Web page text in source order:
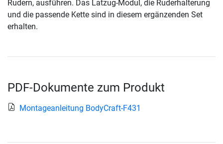
Rudern, ausführen. Das Latzug-Modul, die Ruderhalterung
und die passende Kette sind in diesem ergänzenden Set
erhalten.
PDF-Dokumente zum Produkt
Montageanleitung BodyCraft-F431